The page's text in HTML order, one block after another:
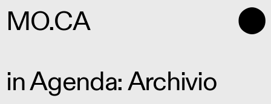
MO.CA
⬤
in Agenda: Archivio